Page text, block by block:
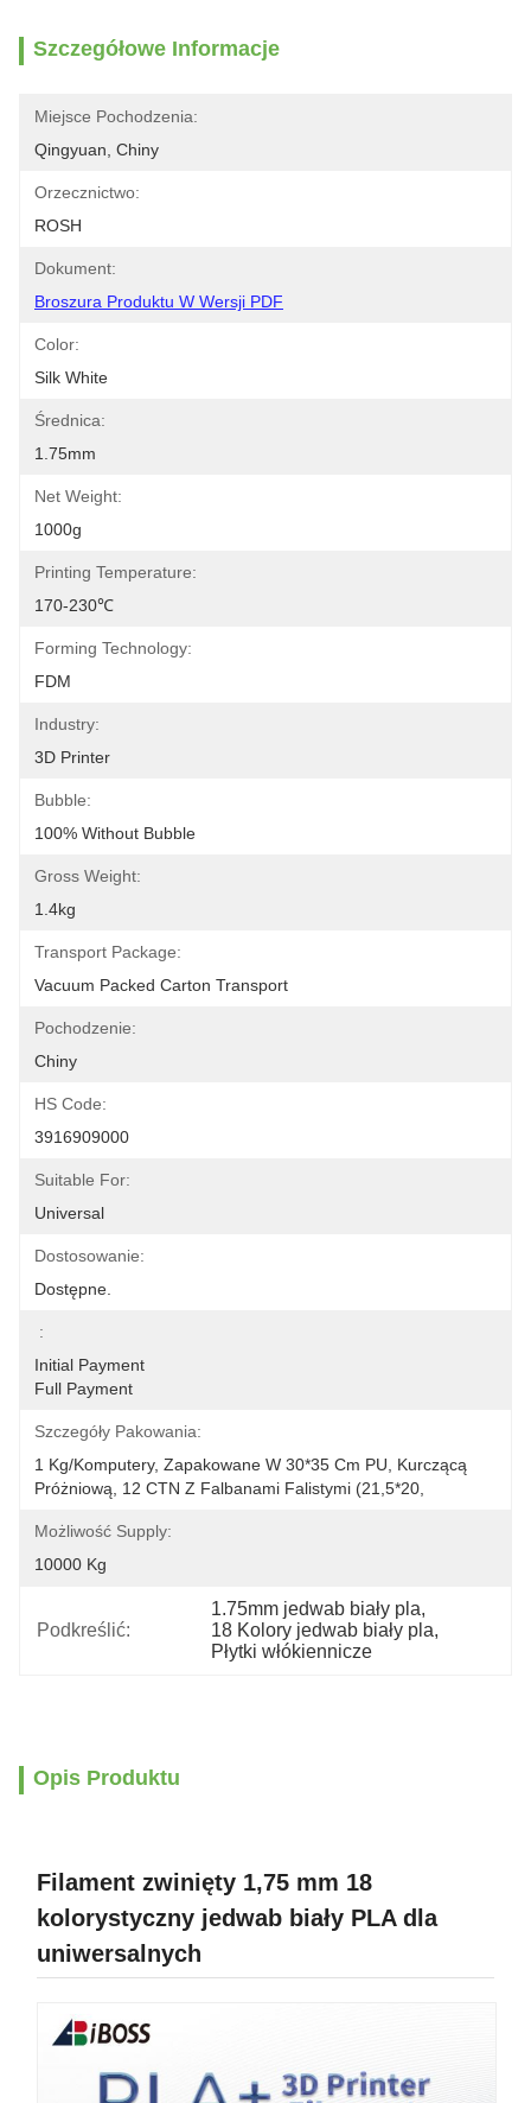
Szczegółowe Informacje
Miejsce Pochodzenia:
Qingyuan, Chiny
Orzecznictwo:
ROSH
Dokument:
Broszura Produktu W Wersji PDF
Color:
Silk White
Średnica:
1.75mm
Net Weight:
1000g
Printing Temperature:
170-230℃
Forming Technology:
FDM
Industry:
3D Printer
Bubble:
100% Without Bubble
Gross Weight:
1.4kg
Transport Package:
Vacuum Packed Carton Transport
Pochodzenie:
Chiny
HS Code:
3916909000
Suitable For:
Universal
Dostosowanie:
Dostępne.
:
Initial Payment
Full Payment
Szczegóły Pakowania:
1 Kg/komputery, Zapakowane W 30*35 Cm PU, Kurczącą
Próżniową, 12 CTN Z Falbanami Falistymi (21,5*20,
Możliwość Supply:
10000 Kg
Podkreślić:
1.75mm jedwab biały pla,
18 Kolory jedwab biały pla,
Płytki włókiennicze
Opis Produktu
Filament zwinięty 1,75 mm 18
kolorystyczny jedwab biały PLA dla
uniwersalnych